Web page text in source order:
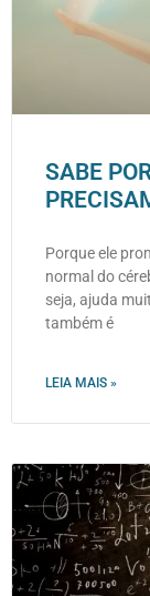
SABE
Porque ele
normal do
seja, ajuda
também é
LEIA MAIS »